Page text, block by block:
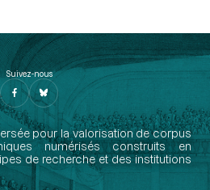
Suivez-nous
pour la valorisation de corpus
numérisés construits en
de recherche et des institutions